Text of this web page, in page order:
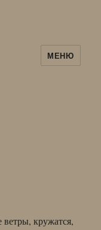
МЕНЮ
кружатся,